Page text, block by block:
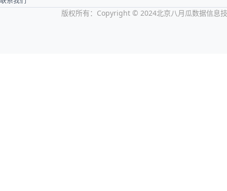
版权所有：Copyright © 2024北京八月瓜数据信息